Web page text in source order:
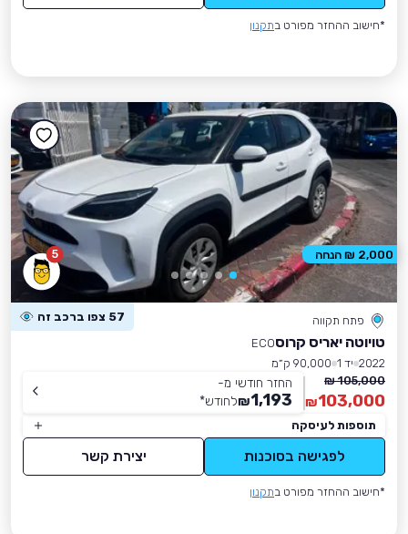
*חישוב ההחזר מפורט בתקנון
5
פתח תקווה 57 צפו ברכב זה
טויוטה יאריס קרוסECO
2022 יד 1
90,000 ק״מ
105,000 ₪
103,000
₪
החזר חודשי מ-
1,193
₪לחודש*
תוספות לעיסקה
לפגישה בסוכנות יצירת קשר
*חישוב ההחזר מפורט בתקנון
2,000 ₪ הנחה